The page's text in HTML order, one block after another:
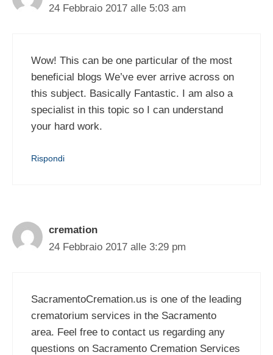
24 Febbraio 2017 alle 5:03 am
Wow! This can be one particular of the most
beneficial blogs We’ve ever arrive across on
this subject. Basically Fantastic. I am also a
specialist in this topic so I can understand
your hard work.
Rispondi
cremation
24 Febbraio 2017 alle 3:29 pm
SacramentoCremation.us is one of the leading
crematorium services in the Sacramento
area. Feel free to contact us regarding any
questions on Sacramento Cremation Services